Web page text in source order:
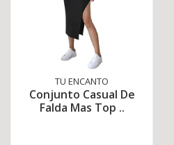
TU ENCANTO
Conjunto Casual De
Falda Mas Top ..